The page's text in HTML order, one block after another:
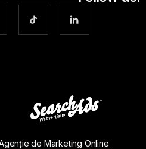
de Marketing Online